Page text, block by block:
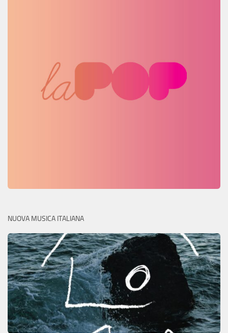
NUOVA MUSICA ITALIANA